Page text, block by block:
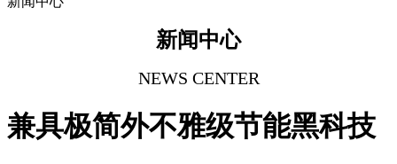
新闻中心
NEWS CENTER
兼具极简外不雅级节能黑科技